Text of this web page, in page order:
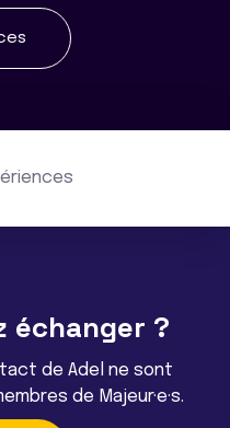
échanger ?
de Adel ne sont
de Majeur·e·s.